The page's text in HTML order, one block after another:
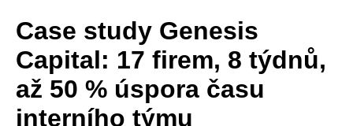
Case study Genesis
Capital: 17 firem, 8 týdnů,
až 50 % úspora času
interního týmu